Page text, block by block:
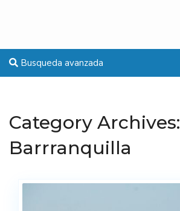
Busqueda avanzada
Category Archives:
Barrranquilla